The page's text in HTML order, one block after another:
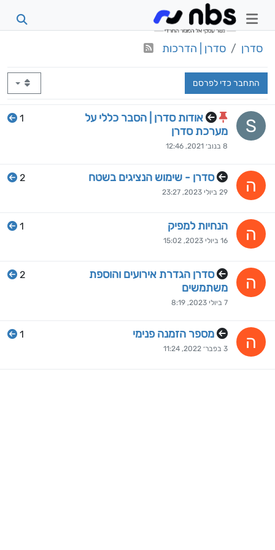
סדרן סדרן | הדרכות
התחבר כדי לפרסם
S
אודות סדרן | הסבר כללי על
מערכת סדרן
8 בנוב׳ 2021, 12:46
1
ה סדרן - שימוש הנציגים בשטח
29 ביולי 2023, 23:27
2
ה הנחיות למפיק
16 ביולי 2023, 15:02
1
ה
סדרן הגדרת אירועים והוספת
משתמשים
7 ביולי 2023, 8:19
2
ה מספר הזמנה פנימי
3 בפבר׳ 2022, 11:24
1